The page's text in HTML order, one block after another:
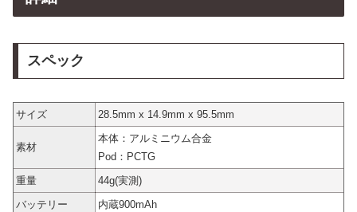
スペック
サイズ 28.5mm x 14.9mm x 95.5mm
素材
本体：アルミニウム合金
Pod：PCTG
重量
44g(実測)
バッテリー
内蔵900mAh